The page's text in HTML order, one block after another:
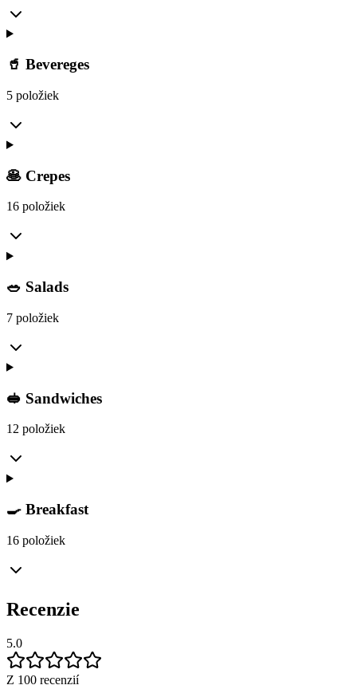
🥤 Bevereges
5 položiek
🥞 Crepes
16 položiek
🥗 Salads
7 položiek
🥪 Sandwiches
12 položiek
🍳 Breakfast
16 položiek
Recenzie
5.0
Z 100 recenzií